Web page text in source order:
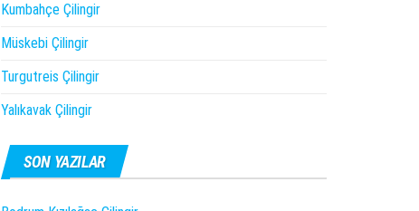
Kumbahçe Çilingir
Müskebi Çilingir
Turgutreis Çilingir
Yalıkavak Çilingir
SON YAZILAR